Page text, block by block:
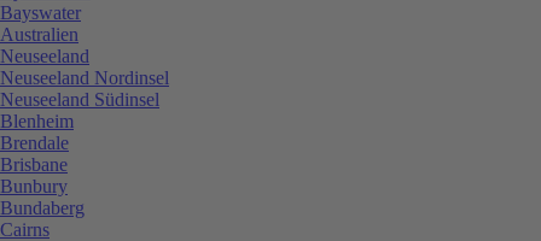
Bayswater
Australien
Neuseeland
Neuseeland Nordinsel
Neuseeland Südinsel
Blenheim
Brendale
Brisbane
Bunbury
Bundaberg
Cairns